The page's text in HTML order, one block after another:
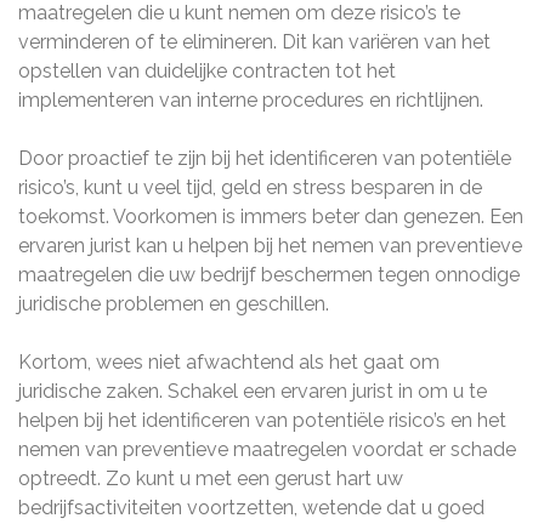
maatregelen die u kunt nemen om deze risico’s te
verminderen of te elimineren. Dit kan variëren van het
opstellen van duidelijke contracten tot het
implementeren van interne procedures en richtlijnen.
Door proactief te zijn bij het identificeren van potentiële
risico’s, kunt u veel tijd, geld en stress besparen in de
toekomst. Voorkomen is immers beter dan genezen. Een
ervaren jurist kan u helpen bij het nemen van preventieve
maatregelen die uw bedrijf beschermen tegen onnodige
juridische problemen en geschillen.
Kortom, wees niet afwachtend als het gaat om
juridische zaken. Schakel een ervaren jurist in om u te
helpen bij het identificeren van potentiële risico’s en het
nemen van preventieve maatregelen voordat er schade
optreedt. Zo kunt u met een gerust hart uw
bedrijfsactiviteiten voortzetten, wetende dat u goed